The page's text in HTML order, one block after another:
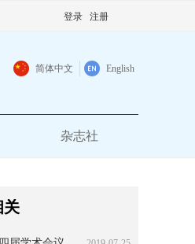
杂志社
登录 注册
简体中文 English
2019-07-25
治疗的诠释
种基本切面
心动图
关